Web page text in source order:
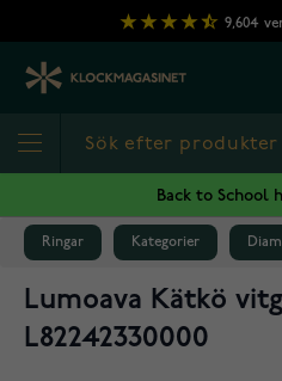
Hoppa till innehållet
9,604
Back to School
Ringar Kategorier
Lumoava Kätkö
L82242330000